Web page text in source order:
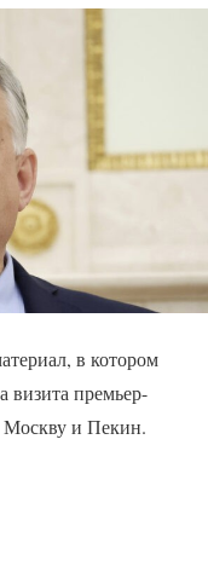
в котором
визита премьер-
и Пекин.